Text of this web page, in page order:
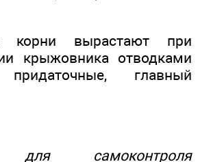
корни вырастают при
крыжовника отводками
главный
для самоконтроля